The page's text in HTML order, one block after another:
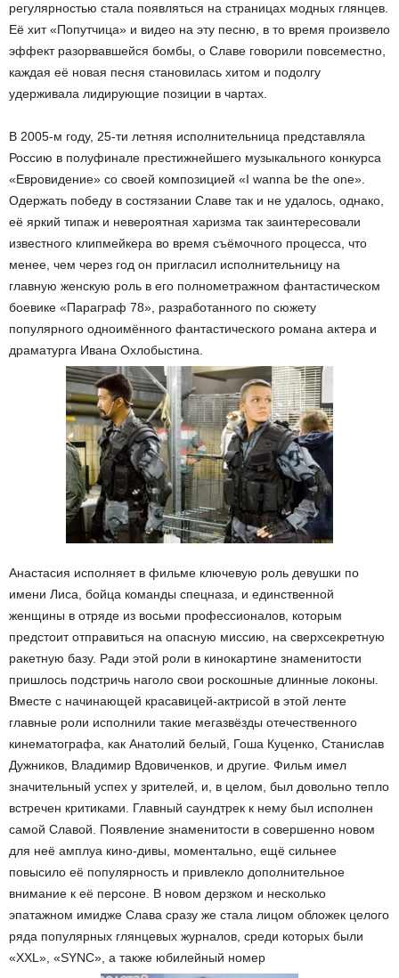
регулярностью стала появляться на страницах модных глянцев.
Её хит «Попутчица» и видео на эту песню, в то время произвело
эффект разорвавшейся бомбы, о Славе говорили повсеместно,
каждая её новая песня становилась хитом и подолгу
удерживала лидирующие позиции в чартах.
В 2005-м году, 25-ти летняя исполнительница представляла
Россию в полуфинале престижнейшего музыкального конкурса
«Евровидение» со своей композицией «I wanna be the one».
Одержать победу в состязании Славе так и не удалось, однако,
её яркий типаж и невероятная харизма так заинтересовали
известного клипмейкера во время съёмочного процесса, что
менее, чем через год он пригласил исполнительницу на
главную женскую роль в его полнометражном фантастическом
боевике «Параграф 78», разработанного по сюжету
популярного одноимённого фантастического романа актера и
драматурга Ивана Охлобыстина.
Анастасия исполняет в фильме ключевую роль девушки по
имени Лиса, бойца команды спецназа, и единственной
женщины в отряде из восьми профессионалов, которым
предстоит отправиться на опасную миссию, на сверхсекретную
ракетную базу. Ради этой роли в кинокартине знаменитости
пришлось подстричь наголо свои роскошные длинные локоны.
Вместе с начинающей красавицей-актрисой в этой ленте
главные роли исполнили такие мегазвёзды отечественного
кинематографа, как Анатолий белый, Гоша Куценко, Станислав
Дужников, Владимир Вдовиченков, и другие. Фильм имел
значительный успех у зрителей, и, в целом, был довольно тепло
встречен критиками. Главный саундтрек к нему был исполнен
самой Славой. Появление знаменитости в совершенно новом
для неё амплуа кино-дивы, моментально, ещё сильнее
повысило её популярность и привлекло дополнительное
внимание к её персоне. В новом дерзком и несколько
эпатажном имидже Слава сразу же стала лицом обложек целого
ряда популярных глянцевых журналов, среди которых были
«XXL», «SYNC», а также юбилейный номер